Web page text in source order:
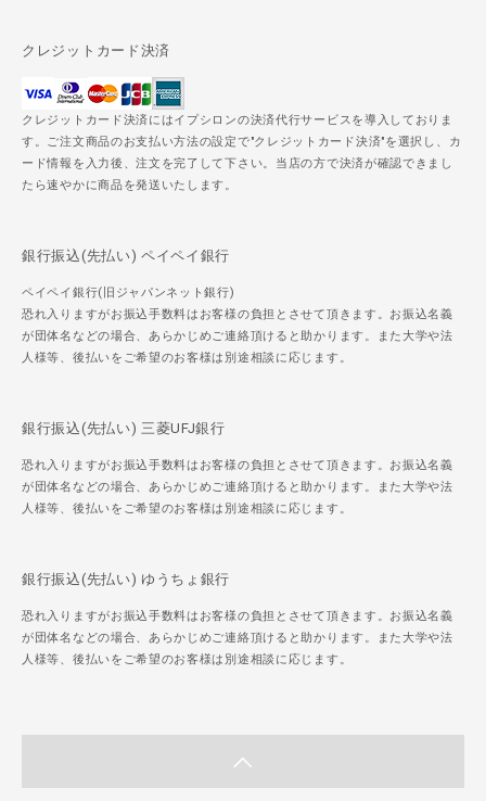
クレジットカード決済
クレジットカード決済にはイプシロンの決済代行サービスを導入しておりま
す。ご注文商品のお支払い方法の設定で"クレジットカード決済"を選択し、カ
ード情報を入力後、注文を完了して下さい。当店の方で決済が確認できまし
たら速やかに商品を発送いたします。
銀行振込(先払い) ペイペイ銀行
ペイペイ銀行(旧ジャパンネット銀行)
恐れ入りますがお振込手数料はお客様の負担とさせて頂きます。お振込名義
が団体名などの場合、あらかじめご連絡頂けると助かります。また大学や法
人様等、後払いをご希望のお客様は別途相談に応じます。
銀行振込(先払い) 三菱UFJ銀行
恐れ入りますがお振込手数料はお客様の負担とさせて頂きます。お振込名義
が団体名などの場合、あらかじめご連絡頂けると助かります。また大学や法
人様等、後払いをご希望のお客様は別途相談に応じます。
銀行振込(先払い) ゆうちょ銀行
恐れ入りますがお振込手数料はお客様の負担とさせて頂きます。お振込名義
が団体名などの場合、あらかじめご連絡頂けると助かります。また大学や法
人様等、後払いをご希望のお客様は別途相談に応じます。